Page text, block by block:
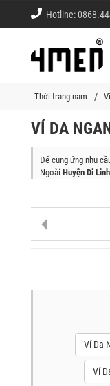
Hotline:
Thời trang nam
VÍ DA
Để cung ứng nhu
Ngoài Huyện Di Linh
Ví Da
Ví